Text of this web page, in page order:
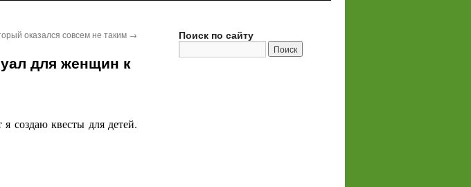
оказался совсем не таким →
для женщин к
создаю квесты для детей.
Поиск по сайту